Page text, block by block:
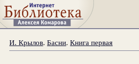
И. Крылов.Басни.Книга первая